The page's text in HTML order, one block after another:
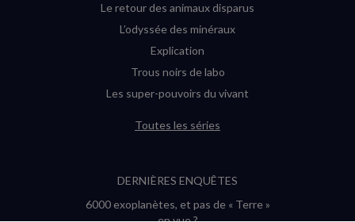
Le retour des animaux disparus
L’odyssée des minéraux
Explication
Trous noirs de labo
Les super-pouvoirs du vivant
Toutes les séries
DERNIÈRES ENQUÊTES
6000 exoplanètes, et pas de « Terre »